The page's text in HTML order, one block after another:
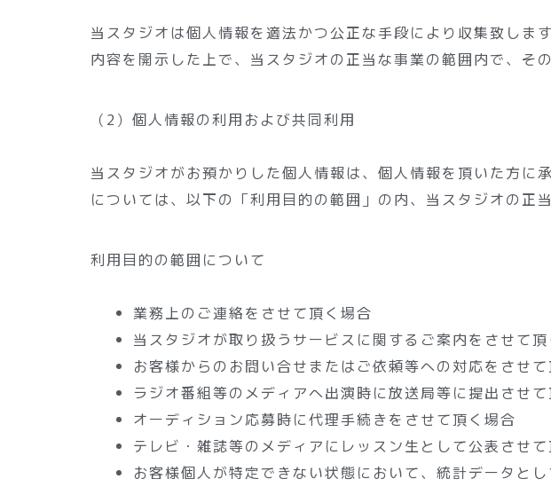
当スタジオは個人情報を適法かつ公正な手段により収集致し
内容を開示した上で、当スタジオの正当な事業の範囲内で、そ
（2）個人情報の利用および共同利用
当スタジオがお預かりした個人情報は、個人情報を頂いた方
については、以下の「利用目的の範囲」の内、当スタジオの正
利用目的の範囲について
業務上のご連絡をさせて頂く場合
当スタジオが取り扱うサービスに関するご案内をさせて
お客様からのお問い合せまたはご依頼等への対応をさせ
ラジオ番組等のメディアへ出演時に放送局等に提出させ
オーディション応募時に代理手続きをさせて頂く場合
テレビ・雑誌等のメディアにレッスン生として公表させ
お客様個人が特定できない状態において、統計データと